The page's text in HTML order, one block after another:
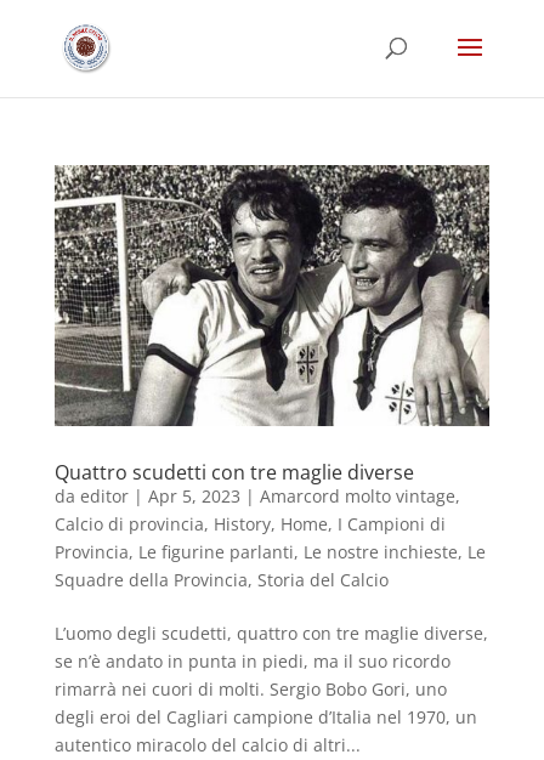
Quattro scudetti con tre maglie diverse
da editor| Apr 5, 2023 | Amarcord molto vintage,
Calcio di provincia, History, Home, I Campioni di
Provincia, Le figurine parlanti, Le nostre inchieste, Le
Squadre della Provincia, Storia del Calcio
L’uomo degli scudetti, quattro con tre maglie diverse,
se n’è andato in punta in piedi, ma il suo ricordo
rimarrà nei cuori di molti. Sergio Bobo Gori, uno
degli eroi del Cagliari campione d’Italia nel 1970, un
autentico miracolo del calcio di altri...